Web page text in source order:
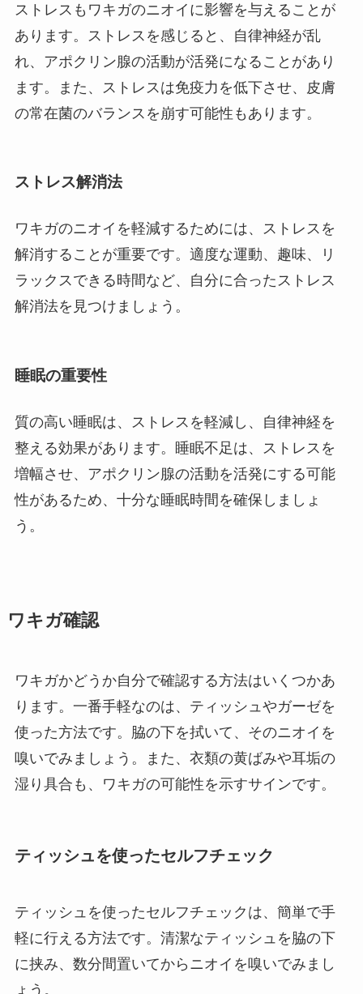
ストレスもワキガのニオイに影響を与えることが
あります。ストレスを感じると、自律神経が乱
れ、アポクリン腺の活動が活発になることがあり
ます。また、ストレスは免疫力を低下させ、皮膚
の常在菌のバランスを崩す可能性もあります。
ストレス解消法
ワキガのニオイを軽減するためには、ストレスを
解消することが重要です。適度な運動、趣味、リ
ラックスできる時間など、自分に合ったストレス
解消法を見つけましょう。
睡眠の重要性
質の高い睡眠は、ストレスを軽減し、自律神経を
整える効果があります。睡眠不足は、ストレスを
増幅させ、アポクリン腺の活動を活発にする可能
性があるため、十分な睡眠時間を確保しましょ
う。
ワキガ確認
ワキガかどうか自分で確認する方法はいくつかあ
ります。一番手軽なのは、ティッシュやガーゼを
使った方法です。脇の下を拭いて、そのニオイを
嗅いでみましょう。また、衣類の黄ばみや耳垢の
湿り具合も、ワキガの可能性を示すサインです。
ティッシュを使ったセルフチェック
ティッシュを使ったセルフチェックは、簡単で手
軽に行える方法です。清潔なティッシュを脇の下
に挟み、数分間置いてからニオイを嗅いでみまし
ょう。